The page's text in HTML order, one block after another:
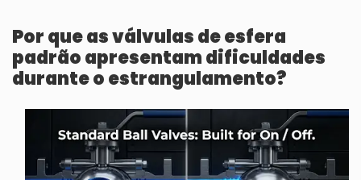
Por que as válvulas de esfera
padrão apresentam dificuldades
durante o estrangulamento?